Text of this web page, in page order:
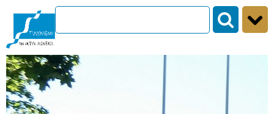
Siirry sisältöön